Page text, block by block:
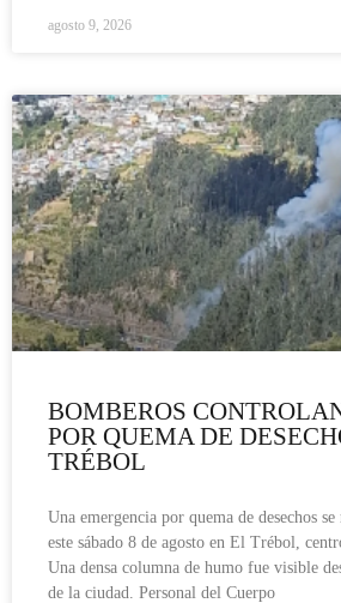
agosto 9, 2026
BOMBEROS
POR QUEMA DE
TRÉBOL
Una emergencia por quema de desechos
este sábado 8 de agosto en El Trébol,
Una densa columna de humo fue visible
de la ciudad. Personal del Cuerpo